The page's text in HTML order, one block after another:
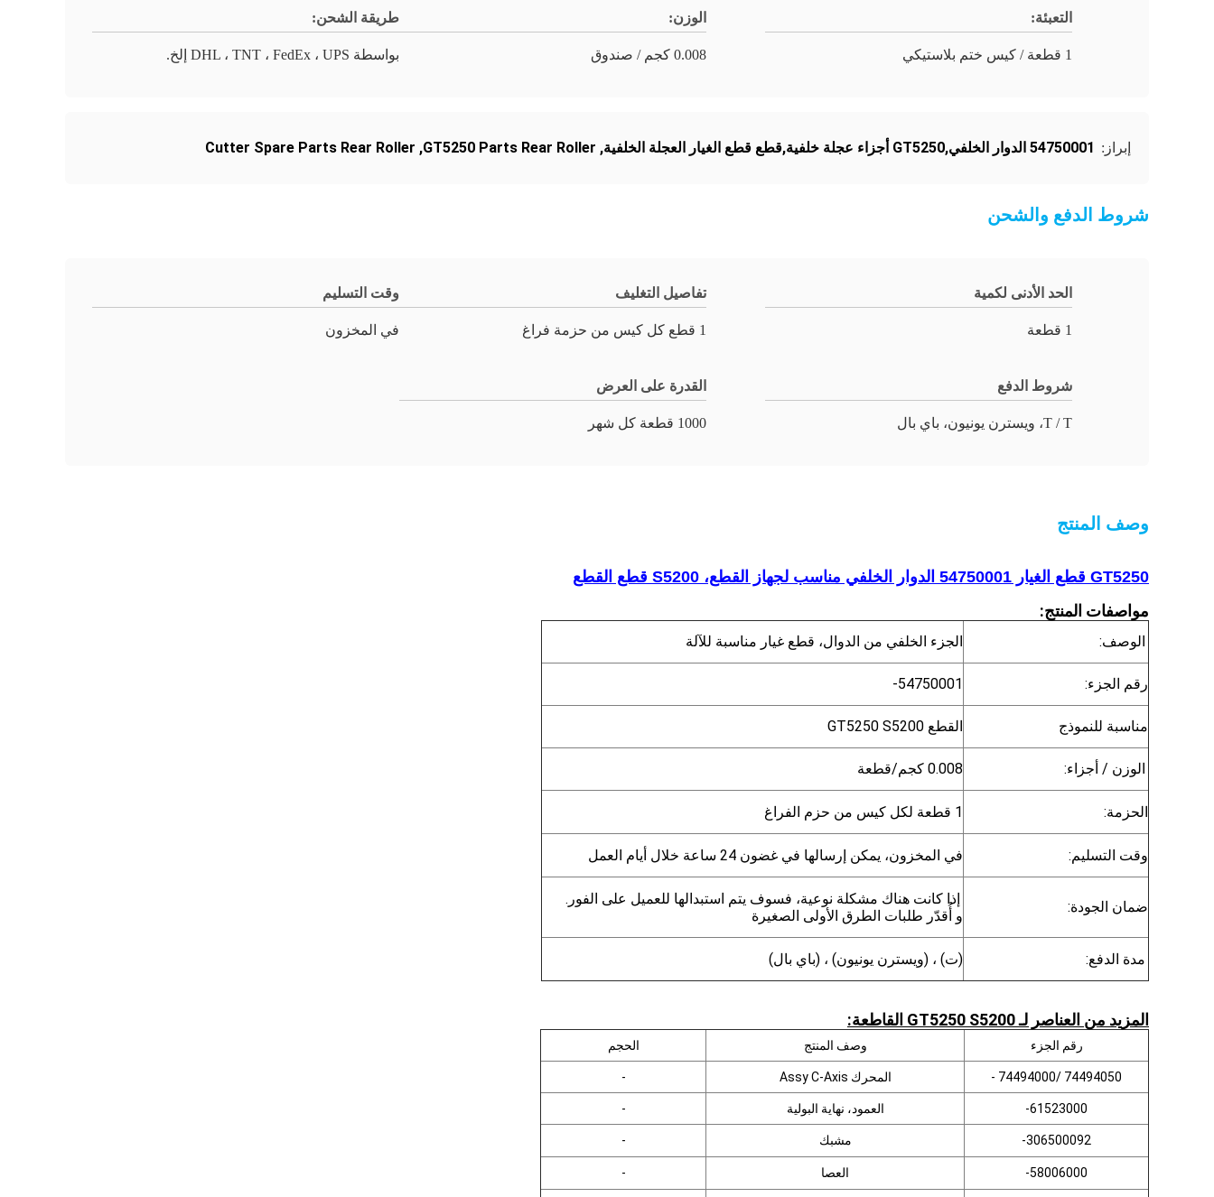
التعبئة:
1 قطعة / كيس ختم بلاستيكي
الوزن:
0.008 كجم / صندوق
طريقة الشحن:
بواسطة DHL ، TNT ، FedEx ، UPS إلخ.
إبراز: 54750001 الدوار الخلفي,GT5250 أجزاء عجلة خلفية,قطع قطع الغيار العجلة الخلفية ,
GT5250 Parts Rear Roller
,
Cutter Spare Parts Rear Roller
شروط الدفع والشحن
الحد الأدنى لكمية
1 قطعة
تفاصيل التغليف
1 قطع كل كيس من حزمة فراغ
وقت التسليم
في المخزون
شروط الدفع
T / T، ويسترن يونيون، باي بال
القدرة على العرض
1000 قطعة كل شهر
وصف المنتج
GT5250 قطع الغيار 54750001 الدوار الخلفي مناسب لجهاز القطع، S5200 قطع القطع
مواصفات المنتج:
الوصف: الجزء الخلفي من الدوال، قطع غيار مناسبة للآلة
رقم الجزء: 54750001-
مناسبة للنموذج القطع GT5250 S5200
الوزن / أجزاء: 0.008 كجم/قطعة
الحزمة: 1 قطعة لكل كيس من حزم الفراغ
وقت التسليم: في المخزون، يمكن إرسالها في غضون 24 ساعة خلال أيام العمل
ضمان الجودة:
إذا كانت هناك مشكلة نوعية، فسوف يتم استبدالها للعميل على الفور.
و أُقدّر طلبات الطرق الأولى الصغيرة
مدة الدفع: (ت) ، (ويسترن يونيون) ، (باي بال)
المزيد من العناصر لـ GT5250 S5200 القاطعة:
رقم الجزء وصف المنتج الحجم
74494050 /74494000 - المحرك Assy C-Axis -
61523000- العمود، نهاية البولية -
306500092- مشبك -
58006000- العصا -